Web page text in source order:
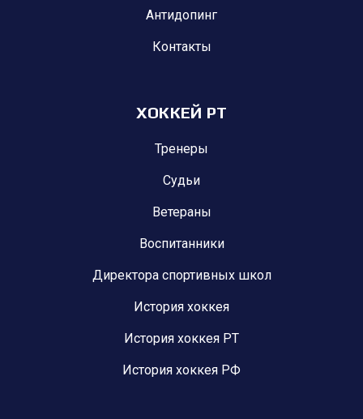
Антидопинг
Контакты
ХОККЕЙ РТ
Тренеры
Судьи
Ветераны
Воспитанники
Директора спортивных школ
История хоккея
История хоккея РТ
История хоккея РФ